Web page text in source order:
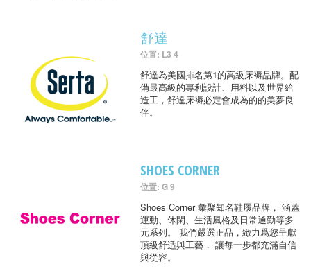
舒達
位置: L3 4
舒達為美國排名第1的高級床褥品牌。配
備最高級的專利設計、用料以及世界給
造工，舒達床褥必定會成為的的美夢良
伴。
SHOES CORNER
位置: G 9
Shoes Corner 彙聚知名鞋履品牌， 涵蓋
運動、休閑、生活風格及日常通勤等多
元系列。 我們嚴選正品，緻力爲您呈獻
頂級舒适與工藝， 讓每一步都充滿自信
與從容。